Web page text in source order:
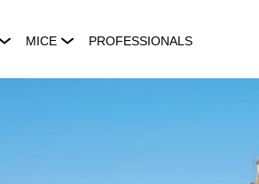
MICE PROFESSIONALS